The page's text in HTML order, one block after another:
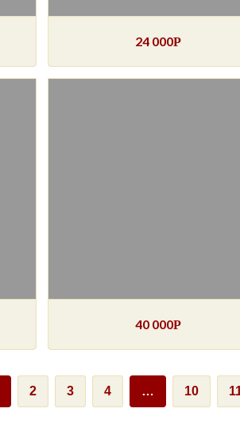
24 000Р
40 000Р
2 3 4 … 10